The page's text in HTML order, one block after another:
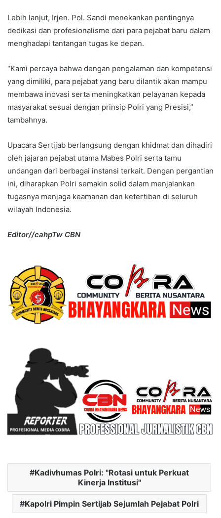
Lebih lanjut, Irjen. Pol. Sandi menekankan pentingnya
dedikasi dan profesionalisme dari para pejabat baru dalam
menghadapi tantangan tugas ke depan.
“Kami percaya bahwa dengan pengalaman dan kompetensi
yang dimiliki, para pejabat yang baru dilantik akan mampu
membawa inovasi serta meningkatkan pelayanan kepada
masyarakat sesuai dengan prinsip Polri yang Presisi,”
tambahnya.
Upacara Sertijab berlangsung dengan khidmat dan dihadiri
oleh jajaran pejabat utama Mabes Polri serta tamu
undangan dari berbagai instansi terkait. Dengan pergantian
ini, diharapkan Polri semakin solid dalam menjalankan
tugasnya menjaga keamanan dan ketertiban di seluruh
wilayah Indonesia.
Editor//cahpTw CBN
Kadivhumas Polri: "Rotasi untuk Perkuat
Kinerja Institusi"
Kapolri Pimpin Sertijab Sejumlah Pejabat Polri